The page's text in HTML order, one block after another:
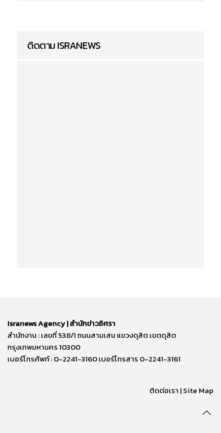
ติดตาม ISRANEWS
Isranews Agency | สำนักข่าวอิศรา
สำนักงาน : เลขที่ 538/1 ถนนสามเสน แขวงดุสิต เขตดุสิต
กรุงเทพมหานคร 10300
เบอร์โทรศัพท์ : 0-2241-3160 เบอร์โทรสาร 0-2241-3161
ติดต่อเรา | Site Map